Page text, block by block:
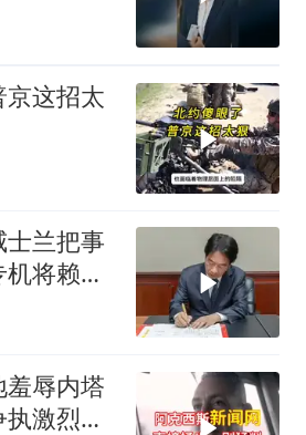
这招太
士兰把事
将赖清
辱内塔
激烈，